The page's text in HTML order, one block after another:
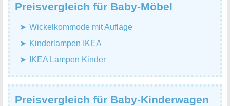
Preisvergleich für Baby-Möbel
Wickelkommode mit Auflage
Kinderlampen IKEA
IKEA Lampen Kinder
Preisvergleich für Baby-Kinderwagen